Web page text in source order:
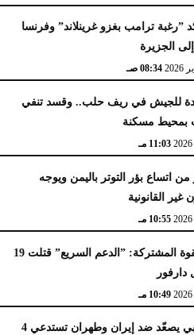
”رغبة ترامب بغزو غرينلاند” وفرنسا
الجزيرة
08:34 صـ
للجيش في ريف حلب.. وقسد تنفي
بمحيط مسكنة
11:03 مـ
من اتساع بؤر التوتر باليمن ويوجه
غير القانونية
10:55 مـ
السودان .. القوة المشتركة: ”الدعم السريع” قتلت 19
10:49 مـ
الاتحاد الأوروبي يصعّد ضد إيران وطهران تستدعي 4